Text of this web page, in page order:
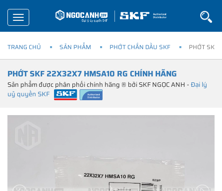
Toggle
navigation
TRANG CHỦ SẢN PHẨM PHỚT CHẮN DẦU SKF PHỚT SKF
PHỚT SKF 22X32X7 HMSA10 RG CHÍNH HÃNG
Sản phẩm được phân phối chính hãng ® bởi SKF NGỌC ANH -Đại lý
uỷ quyền SKF